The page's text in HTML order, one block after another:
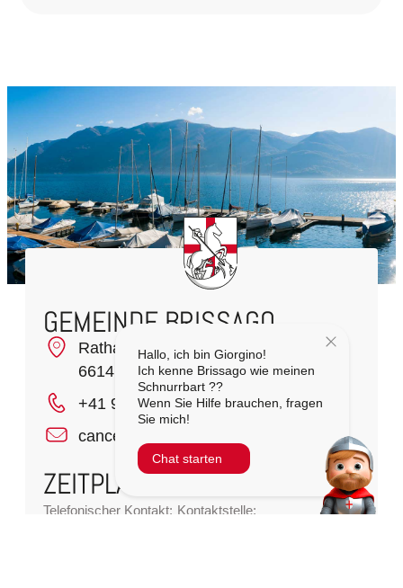
GEMEINDE BRISSAGO
Rathausplatz 1
6614 Brissago
+41 91 786 81 50
cancelleria@brissago.ch
ZEITPLAN
Telefonischer Kontakt: Kontaktstelle:
Hallo, ich bin Giorgino!
Ich kenne Brissago wie meinen
Schnurrbart ??
Wenn Sie Hilfe brauchen, fragen
Sie mich!
Chat starten